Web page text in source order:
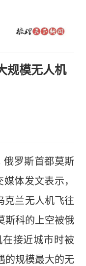
规模无人机
罗斯首都莫斯
体发文表示，
克兰无人机飞往
斯科的上空被俄
接近城市时被
的规模最大的无